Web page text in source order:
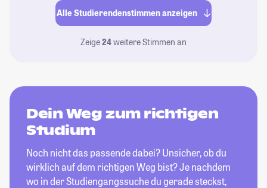
Alle Studierendenstimmen anzeigen
Zeige24weitere Stimmen an
Dein Weg zum richtigen
Studium
Noch nicht das passende dabei? Unsicher, ob du
wirklich auf dem richtigen Weg bist? Je nachdem
wo in der Studiengangssuche du gerade steckst,